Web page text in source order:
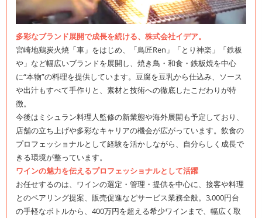
多彩なブランド展開で成長を続ける、株式会社イデア。
宮崎地鶏炭火焼「車」をはじめ、「鳥匠Ren」「とり神楽」「鉄板
や」など幅広いブランドを展開し、焼き鳥・和食・鉄板焼を中心
に“本物”の料理を提供しています。豆腐を豆乳から仕込み、ソース
や出汁もすべて手作りと、素材と技術への徹底したこだわりが特
徴。
今後はミシュラン料理人監修の新業態や海外展開も予定しており、
店舗の立ち上げや多彩なキャリアの機会が広がっています。飲食の
プロフェッショナルとして経験を活かしながら、自分らしく成長で
きる環境が整っています。
ワインの魅力を伝えるプロフェッショナルとして活躍
お任せするのは、ワインの選定・管理・提供を中心に、接客や料理
とのペアリング提案、販売促進などサービス業務全般。3,000円台
の手軽なボトルから、400万円を超える希少ワインまで、幅広く取